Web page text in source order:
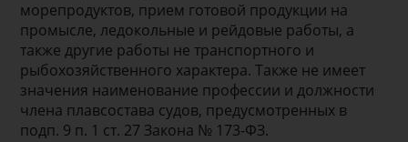
морепродуктов, прием готовой продукции на
промысле, ледокольные и рейдовые работы, а
также другие работы не транспортного и
рыбохозяйственного характера. Также не имеет
значения наименование профессии и должности
члена плавсостава судов, предусмотренных в
подп. 9 п. 1 ст. 27 Закона № 173-ФЗ.